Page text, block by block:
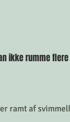
ikke rumme
ramt af